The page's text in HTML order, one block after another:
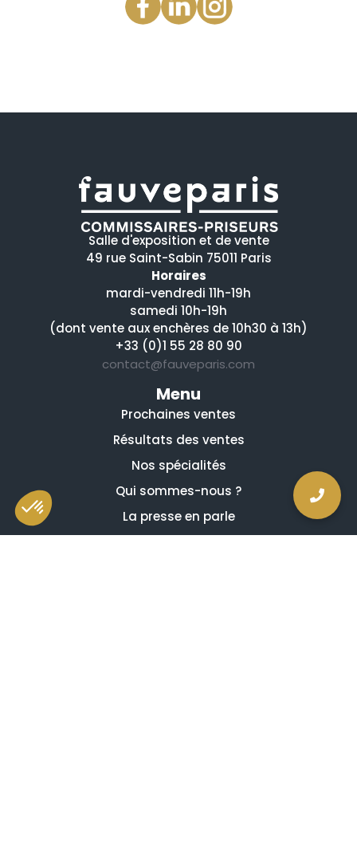
Salle d'exposition et de vente
49 rue Saint-Sabin 75011 Paris
Horaires
mardi-vendredi 11h-19h
samedi 10h-19h
(dont vente aux enchères de 10h30 à 13h)
+33 (0)1 55 28 80 90
contact@fauveparis.com
Menu
Prochaines ventes
Résultats des ventes
Nos spécialités
Qui sommes-nous ?
La presse en parle